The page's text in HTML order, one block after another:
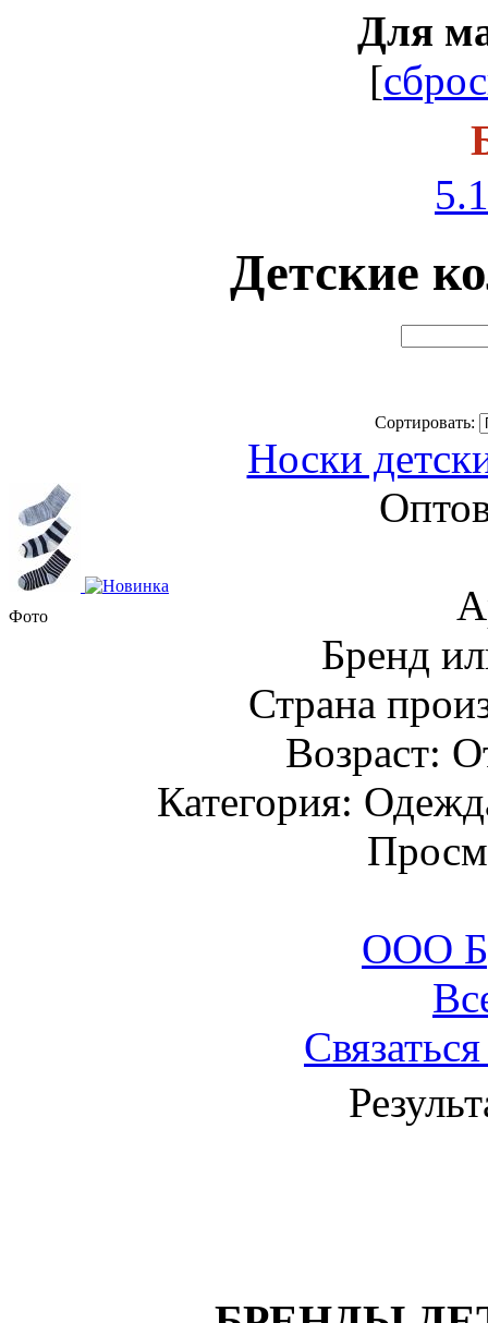
Для
[
Детские
Сортировать:
Носки
Фото
Бренд
Страна
Возраст:
Категория:
ООО